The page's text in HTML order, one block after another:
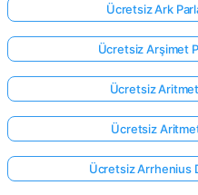
Ücretsiz Ark
Ücretsiz Arşimet
Ücretsiz
Ücretsiz
Ücretsiz Arrhenius